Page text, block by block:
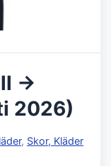
→
2026)
, Skor, Kläder